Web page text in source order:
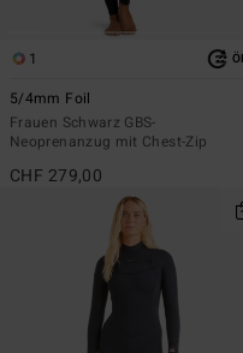
1
5/4mm Foil
Frauen Schwarz GBS-
Neoprenanzug mit Chest-Zip
CHF 279,00